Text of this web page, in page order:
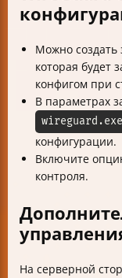
Можно создать
которая будет
конфигом при
В параметрах
wireguard.exe
конфигурации.
Включите
контроля.
На серверной